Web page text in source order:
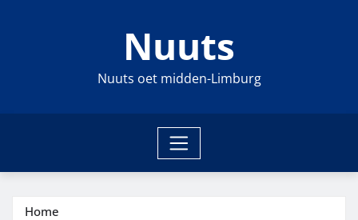
Nuuts
Nuuts oet midden-Limburg
Home